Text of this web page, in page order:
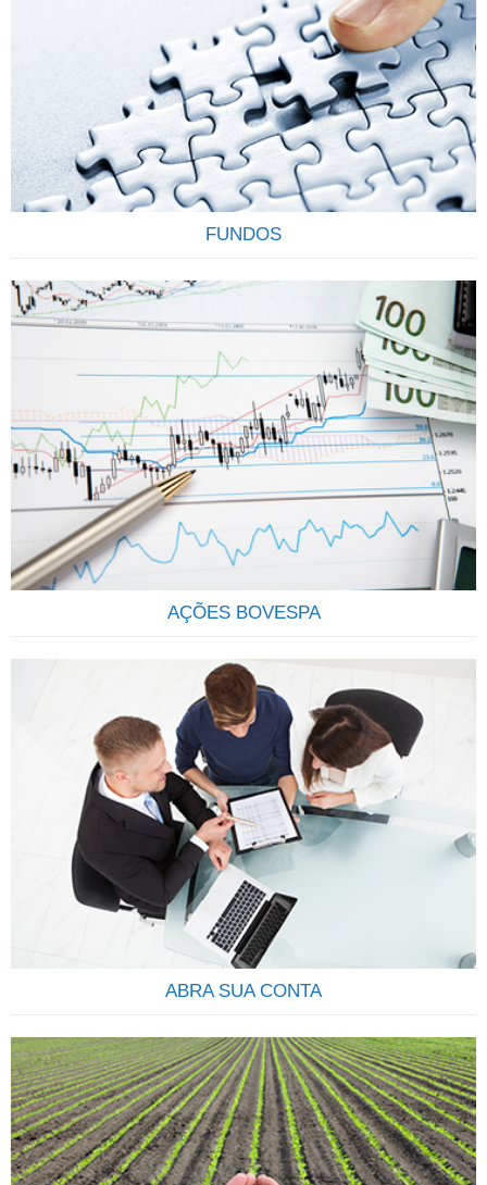
Todo investimento em renda fixa feito pela corretora é
registrado em nome do cliente (CPF/CNPJ) junto a CETIP, o
que garante transparência e segurança. Todo cliente
também conta com a garantia do FGC (Fundo Garantidor
de Crédito) até R$ 250.000,00 por CPF, por instituição
financeira para os títulos de CDB, LCI, LCA e LC.
Contamos…
OS FUNDOS DE INVESTIMENTOS SÃO CONFIÁVEIS E
RENTÁVEIS Os Fundos de Investimentos funcionam como
um condomínio onde os investidores, conhecidos como
cotistas, investem suas economias no mercado financeiro e
de capitais, com o objetivo de rentabiliza-las através da
aquisição de uma carteira de títulos ou valores mobiliários.
Ao comprar cotas de determinado fundo, os cotistas
estarão…
FUNDOS
QUE TAL SER SÓCIO DAS MAIS IMPORTANTES
EMPRESAS DO BRASIL? Através do investimento em ações
você se torna sócio de uma grande empresa, passando a
deter uma parcela do Capital Social, participando dos lucros
e da valorização da empresa.AÇÃO: É um pedaço do capital
da empresa que é negociado em bolsa. É considerado um
investimento em…
AÇÕES BOVESPA
COMECE A INVESTIR Descubra qual o seu perfil e os
produtos que mais se ajustam às suas necessidades.Tenha
ABRA SUA CONTA